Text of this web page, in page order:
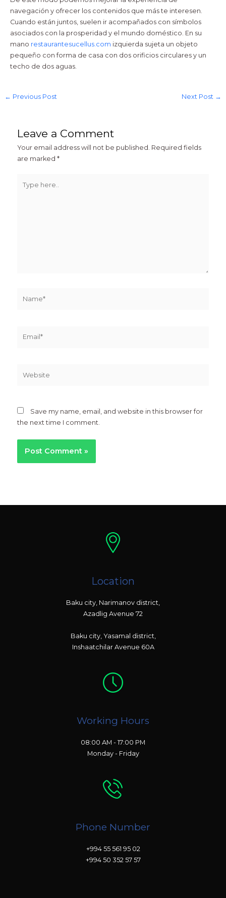
navegación y ofrecer los contenidos que más te interesen.
Cuando están juntos, suelen ir acompañados con símbolos
asociados con la prosperidad y el mundo doméstico. En su
mano restaurantesucellus.com izquierda sujeta un objeto
pequeño con forma de casa con dos orificios circulares y un
techo de dos aguas.
← Previous Post Next Post →
Leave a Comment
Your email address will not be published. Required fields
are marked*
here..
Save my name, email, and website in this browser for
the next time I comment.
Location
Baku city, Narimanov district,
Azadlig Avenue 72
Baku city, Yasamal district,
Inshaatchilar Avenue 60A
Working Hours
08:00 AM - 17:00 PM
Monday - Friday
Phone Number
+994 55 561 95 02
+994 50 352 57 57